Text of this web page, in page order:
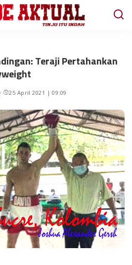
Teraji Pertahankan
25 April 2021 | 09:09